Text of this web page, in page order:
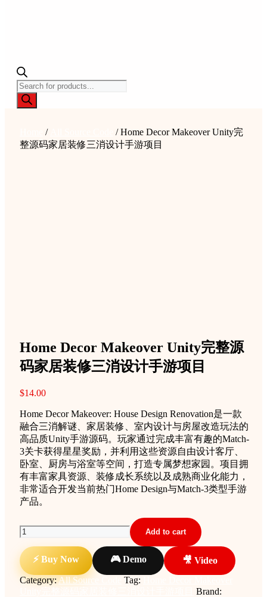
Products
search
/
/ Home Decor Makeover Unity完
整源码家居装修三消设计手游项目
Home Decor Makeover Unity完整源
码家居装修三消设计手游项目
$14.00
Home Decor Makeover: House Design Renovation是一款
融合三消解谜、家居装修、室内设计与房屋改造玩法的
高品质Unity手游源码。玩家通过完成丰富有趣的Match-
3关卡获得星星奖励，并利用这些资源自由设计客厅、
卧室、厨房与浴室等空间，打造专属梦想家园。项目拥
有丰富家具资源、装修成长系统以及成熟商业化能力，
非常适合开发当前热门Home Design与Match-3类型手游
产品。
Home
Decor
Makeover
Unity
完
整
Add to cart
⚡ Buy Now 🎮 Demo
🎥 Video
Category:All Source Code Tag:
Brand: